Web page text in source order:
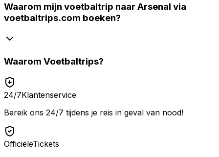
Waarom mijn voetbaltrip naar Arsenal via
voetbaltrips.com boeken?
Waarom Voetbaltrips?
24/7Klantenservice
Bereik ons 24/7 tijdens je reis in geval van nood!
OfficiëleTickets